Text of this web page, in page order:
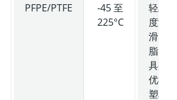
PFPE/PTFE
-45 至
225°C
轻粘
度润
滑
脂，
具备
优异
塑料